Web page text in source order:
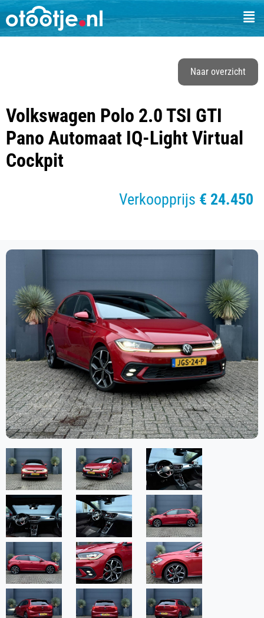
Naar overzicht
Volkswagen Polo 2.0 TSI GTI
Pano Automaat IQ-Light Virtual
Cockpit
Verkoopprijs € 24.450